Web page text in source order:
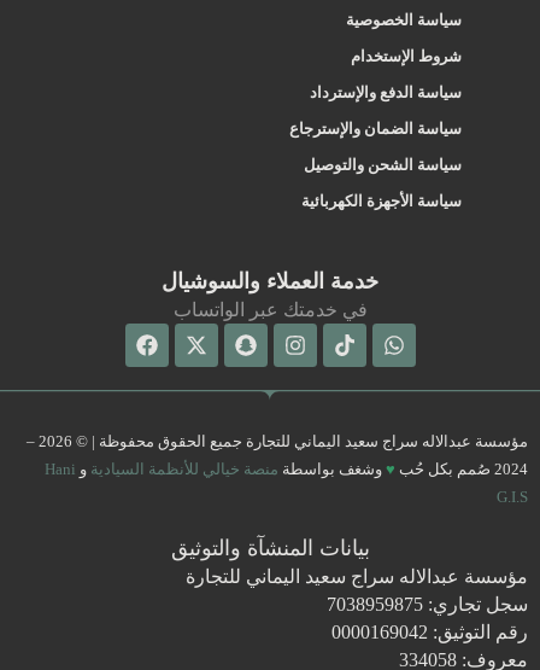
سياسة الخصوصية
شروط الإستخدام
سياسة الدفع والإسترداد
سياسة الضمان والإسترجاع
سياسة الشحن والتوصيل
سياسة الأجهزة الكهربائية
خدمة العملاء والسوشيال
في خدمتك عبر الواتساب
Whatsapp
Tiktok
Instagram
Snapchat
X-
twitter
Facebook
مؤسسة عبدالاله سراج سعيد اليماني للتجارة جميع الحقوق محفوظة | © 2026 –
2024 صُمم بكل حُب
♥ وشغف بواسطة منصة خيالي للأنظمة السيادية و Hani
G.I.S
بيانات المنشآة والتوثيق
مؤسسة عبدالاله سراج سعيد اليماني للتجارة
سجل تجاري: 7038959875
رقم التوثيق: 0000169042
معروف: 334058